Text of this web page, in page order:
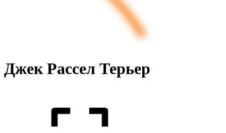
Джек Рассел Терьер